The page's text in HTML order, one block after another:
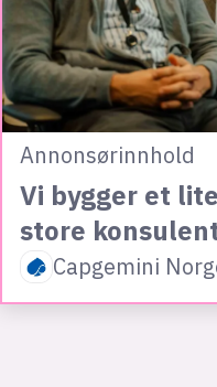
Annonsørinnhold
Vi bygger et
store
Capgemini